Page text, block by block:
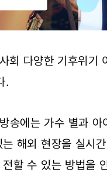
회 다양한 기후위
.
송에는 가수 별과
해외 현장을 실시
할 수 있는 방법을